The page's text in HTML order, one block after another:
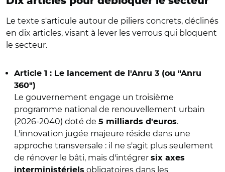
Le texte s'articule autour de piliers concrets, déclinés
en dix articles, visant à lever les verrous qui bloquent
le secteur.
Article 1 : Le lancement de l'Anru 3 (ou "Anru
360")
Le gouvernement engage un troisième
programme national de renouvellement urbain
(2026-2040) doté de 5 milliards d'euros.
L'innovation jugée majeure réside dans une
approche transversale : il ne s'agit plus seulement
de rénover le bâti, mais d'intégrer six axes
interministériels obligatoires dans les